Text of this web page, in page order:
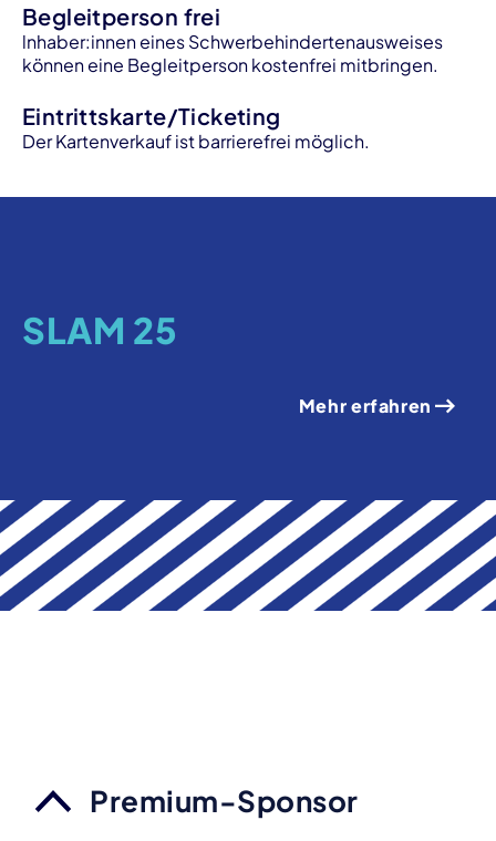
Begleitperson frei
lnhaber:innen eines Schwerbehindertenausweises
können eine Begleitperson kostenfrei mitbringen.
Eintrittskarte/Ticketing
Der Kartenverkauf ist barrierefrei möglich.
SLAM 25
Mehr erfahren
Premium-Sponsor